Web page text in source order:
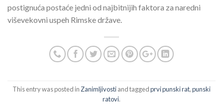
postignuća postaće jedni od najbitnijih faktora za naredni
viševekovni uspeh Rimske države.
This entry was posted inZanimljivostiand taggedprvi punski rat,punski
ratovi.